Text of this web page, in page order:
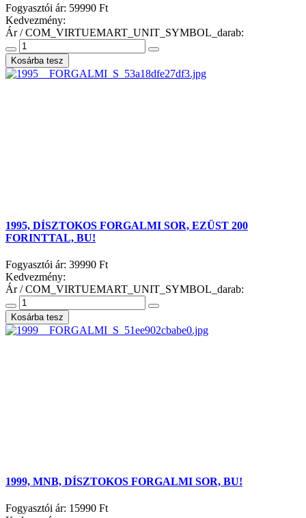
Fogyasztói ár: 59990 Ft
Kedvezmény:
Ár / COM_VIRTUEMART_UNIT_SYMBOL_darab:
1995, DÍSZTOKOS FORGALMI SOR, EZÜST 200
FORINTTAL, BU!
Fogyasztói ár: 39990 Ft
Kedvezmény:
Ár / COM_VIRTUEMART_UNIT_SYMBOL_darab:
1999, MNB, DÍSZTOKOS FORGALMI SOR, BU!
Fogyasztói ár: 15990 Ft